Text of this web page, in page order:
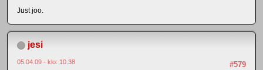
Just joo.
jesi
#579
05.04.09 - klo: 10.38